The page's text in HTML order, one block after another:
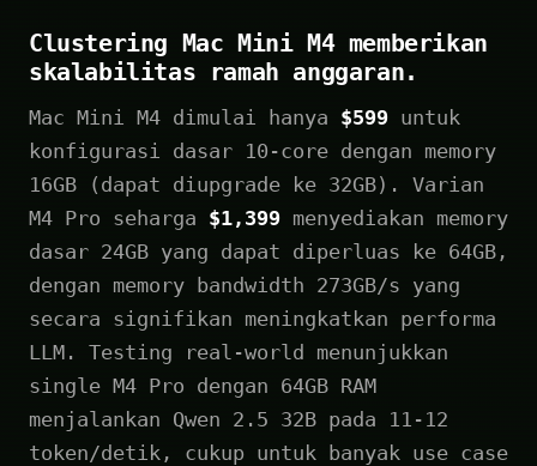
Clustering Mac Mini M4 memberikan
skalabilitas ramah anggaran.
Mac Mini M4 dimulai hanya $599 untuk
konfigurasi dasar 10-core dengan memory
16GB (dapat diupgrade ke 32GB). Varian
M4 Pro seharga $1,399 menyediakan memory
dasar 24GB yang dapat diperluas ke 64GB,
dengan memory bandwidth 273GB/s yang
secara signifikan meningkatkan performa
LLM. Testing real-world menunjukkan
single M4 Pro dengan 64GB RAM
menjalankan Qwen 2.5 32B pada 11-12
token/detik, cukup untuk banyak use case